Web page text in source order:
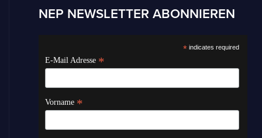
NEP NEWSLETTER ABONNIEREN
* indicates required
E-Mail Adresse *
Vorname *